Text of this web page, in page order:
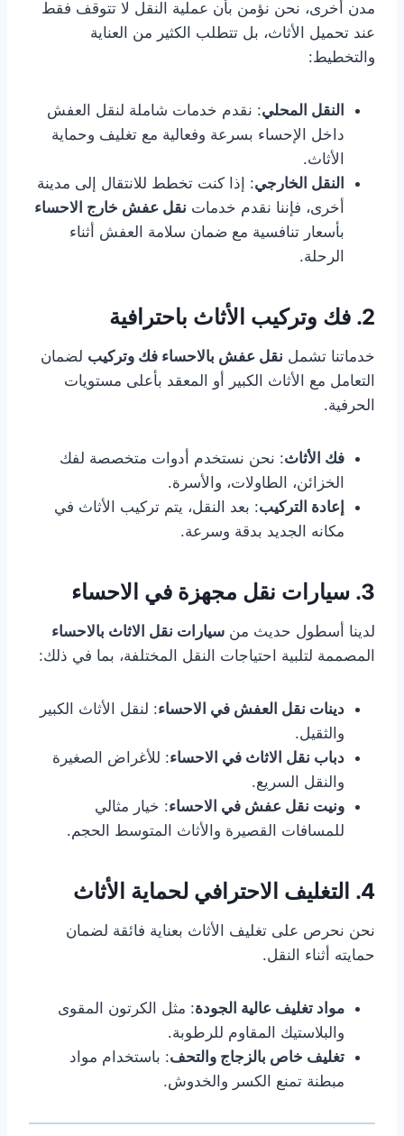
مدن أخرى، نحن نؤمن بأن عملية النقل لا تتوقف فقط
عند تحميل الأثاث، بل تتطلب الكثير من العناية
والتخطيط:
النقل المحلي: نقدم خدمات شاملة لنقل العفش
داخل الإحساء بسرعة وفعالية مع تغليف وحماية
الأثاث.
النقل الخارجي: إذا كنت تخطط للانتقال إلى مدينة
أخرى، فإننا نقدم خدمات نقل عفش خارج الاحساء
بأسعار تنافسية مع ضمان سلامة العفش أثناء
الرحلة.
2. فك وتركيب الأثاث باحترافية
خدماتنا تشمل نقل عفش بالاحساء فك وتركيب لضمان
التعامل مع الأثاث الكبير أو المعقد بأعلى مستويات
الحرفية.
فك الأثاث: نحن نستخدم أدوات متخصصة لفك
الخزائن، الطاولات، والأسرة.
إعادة التركيب: بعد النقل، يتم تركيب الأثاث في
مكانه الجديد بدقة وسرعة.
3. سيارات نقل مجهزة في الاحساء
لدينا أسطول حديث من سيارات نقل الاثاث بالاحساء
المصممة لتلبية احتياجات النقل المختلفة، بما في ذلك:
دينات نقل العفش في الاحساء: لنقل الأثاث الكبير
والثقيل.
دباب نقل الاثاث في الاحساء: للأغراض الصغيرة
والنقل السريع.
ونيت نقل عفش في الاحساء: خيار مثالي
للمسافات القصيرة والأثاث المتوسط الحجم.
4. التغليف الاحترافي لحماية الأثاث
نحن نحرص على تغليف الأثاث بعناية فائقة لضمان
حمايته أثناء النقل.
مواد تغليف عالية الجودة: مثل الكرتون المقوى
والبلاستيك المقاوم للرطوبة.
تغليف خاص بالزجاج والتحف: باستخدام مواد
مبطنة تمنع الكسر والخدوش.